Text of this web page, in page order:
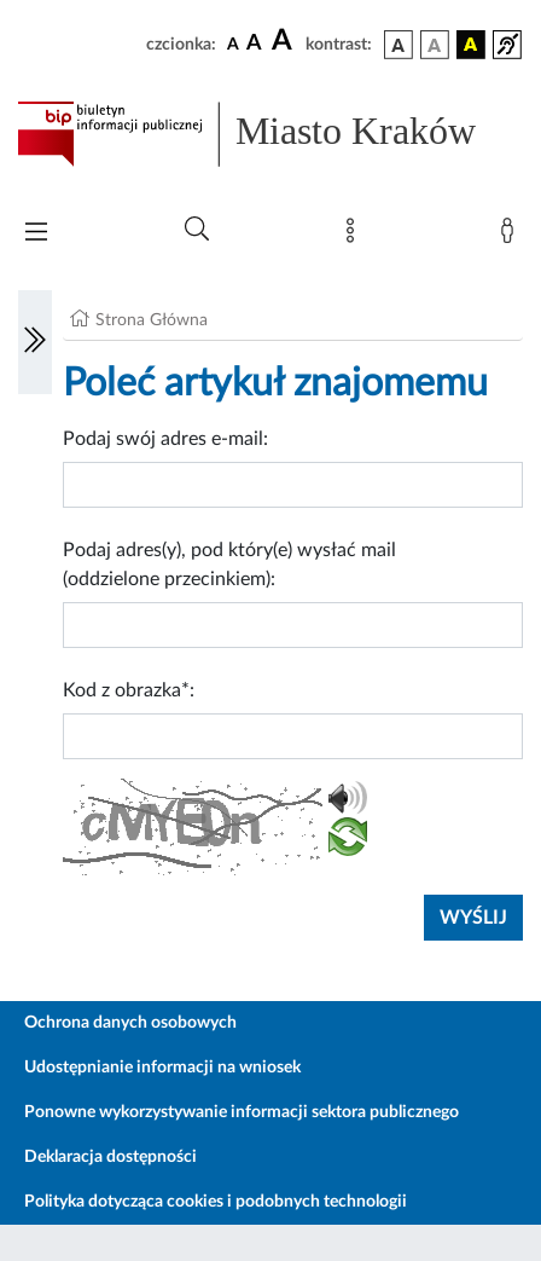
czcionka: A A A kontrast:
Miasto Kraków
Strona Główna
Poleć artykuł znajomemu
Podaj swój adres e-mail:
Podaj adres(y), pod który(e) wysłać mail
(oddzielone przecinkiem):
Kod z obrazka*:
Ochrona danych osobowych
Udostępnianie informacji na wniosek
Ponowne wykorzystywanie informacji sektora publicznego
Deklaracja dostępności
Polityka dotycząca cookies i podobnych technologii